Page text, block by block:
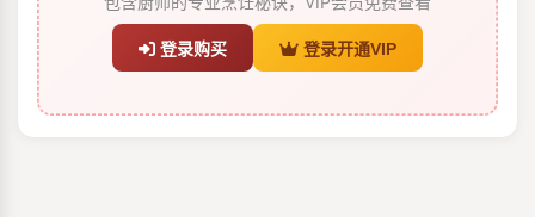
登录购买 登录开通VIP